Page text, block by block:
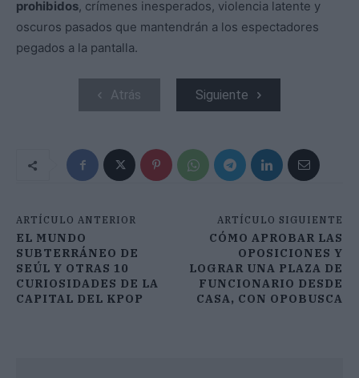
prohibidos, crímenes inesperados, violencia latente y
oscuros pasados que mantendrán a los espectadores
pegados a la pantalla.
Atrás Siguiente
ARTÍCULO ANTERIOR
EL MUNDO
SUBTERRÁNEO DE
SEÚL Y OTRAS 10
CURIOSIDADES DE LA
CAPITAL DEL KPOP
ARTÍCULO SIGUIENTE
CÓMO APROBAR LAS
OPOSICIONES Y
LOGRAR UNA PLAZA DE
FUNCIONARIO DESDE
CASA, CON OPOBUSCA